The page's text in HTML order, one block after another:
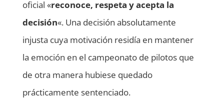
oficial «reconoce, respeta y acepta la
decisión«. Una decisión absolutamente
injusta cuya motivación residía en mantener
la emoción en el campeonato de pilotos que
de otra manera hubiese quedado
prácticamente sentenciado.